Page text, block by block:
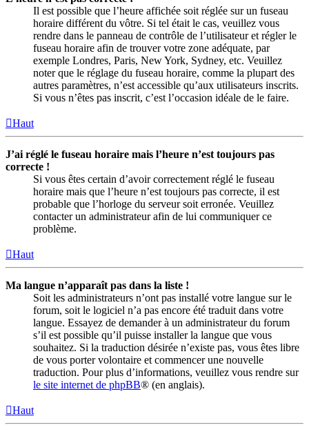
Il est possible que l’heure affichée soit réglée sur un fuseau
horaire différent du vôtre. Si tel était le cas, veuillez vous
rendre dans le panneau de contrôle de l’utilisateur et régler le
fuseau horaire afin de trouver votre zone adéquate, par
exemple Londres, Paris, New York, Sydney, etc. Veuillez
noter que le réglage du fuseau horaire, comme la plupart des
autres paramètres, n’est accessible qu’aux utilisateurs inscrits.
Si vous n’êtes pas inscrit, c’est l’occasion idéale de le faire.
Haut
J’ai réglé le fuseau horaire mais l’heure n’est toujours pas
correcte !
Si vous êtes certain d’avoir correctement réglé le fuseau
horaire mais que l’heure n’est toujours pas correcte, il est
probable que l’horloge du serveur soit erronée. Veuillez
contacter un administrateur afin de lui communiquer ce
problème.
Haut
Ma langue n’apparaît pas dans la liste !
Soit les administrateurs n’ont pas installé votre langue sur le
forum, soit le logiciel n’a pas encore été traduit dans votre
langue. Essayez de demander à un administrateur du forum
s’il est possible qu’il puisse installer la langue que vous
souhaitez. Si la traduction désirée n’existe pas, vous êtes libre
de vous porter volontaire et commencer une nouvelle
traduction. Pour plus d’informations, veuillez vous rendre sur
le site internet de phpBB® (en anglais).
Haut